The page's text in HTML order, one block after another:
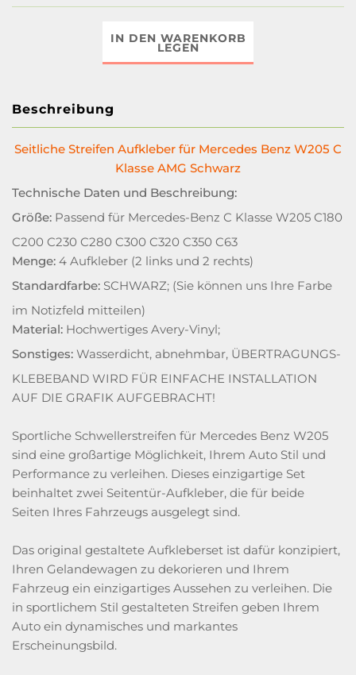
IN DEN WARENKORB
LEGEN
Beschreibung
Seitliche Streifen Aufkleber für Mercedes Benz W205 C
Klasse AMG Schwarz
Technische Daten und Beschreibung:
Größe: Passend für Mercedes-Benz C Klasse W205 C180
C200 C230 C280 C300 C320 C350 C63
Menge: 4 Aufkleber (2 links und 2 rechts)
Standardfarbe: SCHWARZ; (Sie können uns Ihre Farbe
im Notizfeld mitteilen)
Material: Hochwertiges Avery-Vinyl;
Sonstiges: Wasserdicht, abnehmbar, ÜBERTRAGUNGS-
KLEBEBAND WIRD FÜR EINFACHE INSTALLATION
AUF DIE GRAFIK AUFGEBRACHT!
Sportliche Schwellerstreifen für Mercedes Benz W205
sind eine großartige Möglichkeit, Ihrem Auto Stil und
Performance zu verleihen. Dieses einzigartige Set
beinhaltet zwei Seitentür-Aufkleber, die für beide
Seiten Ihres Fahrzeugs ausgelegt sind.
Das original gestaltete Aufkleberset ist dafür konzipiert,
Ihren Gelandewagen zu dekorieren und Ihrem
Fahrzeug ein einzigartiges Aussehen zu verleihen. Die
in sportlichem Stil gestalteten Streifen geben Ihrem
Auto ein dynamisches und markantes
Erscheinungsbild.